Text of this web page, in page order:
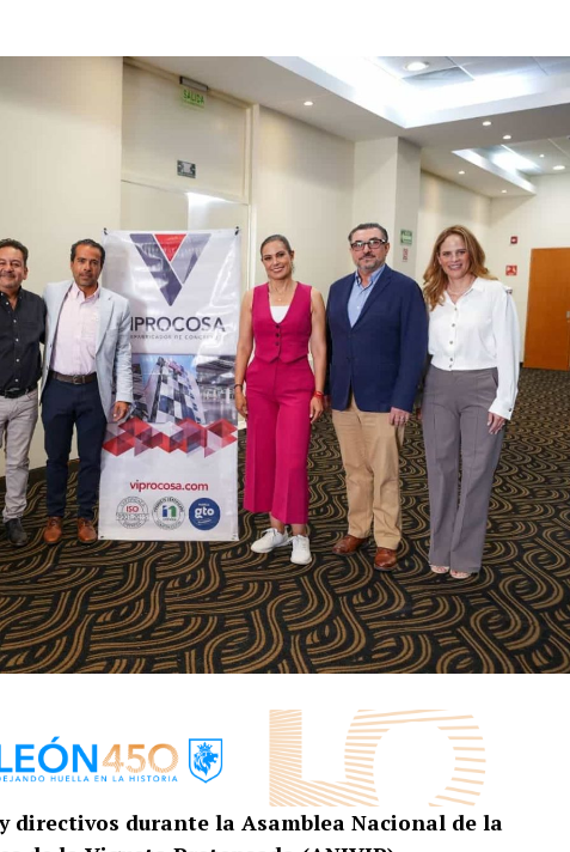
directivos durante la Asamblea Nacional de la